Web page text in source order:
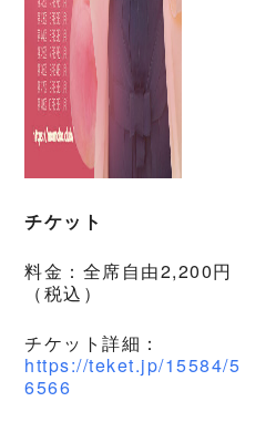
チケット
料金：全席自由2,200円
（税込）
チケット詳細：
https://teket.jp/15584/5
6566